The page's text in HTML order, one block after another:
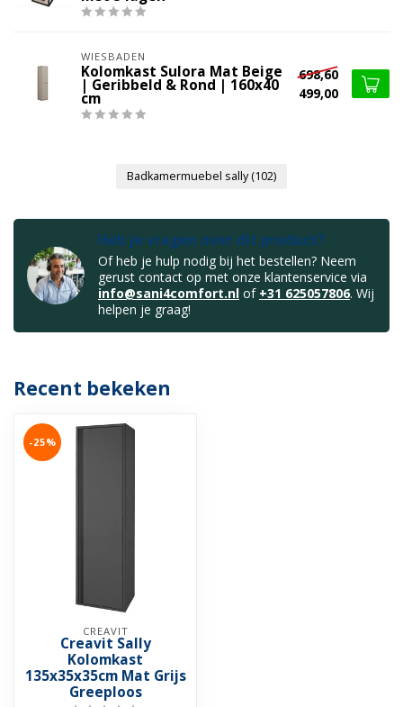
WIESBADEN
Kolomkast Sulora Mat Beige
| Geribbeld & Rond | 160x40
cm
698,60
499,00
Badkamermuebel sally(102)
Heb je vragen over dit product?
Of heb je hulp nodig bij het bestellen? Neem
gerust contact op met onze klantenservice via
info@sani4comfort.nl of +31 625057806. Wij
helpen je graag!
Recent bekeken
-25%
CREAVIT
Creavit Sally
Kolomkast
135x35x35cm Mat Grijs
Greeploos